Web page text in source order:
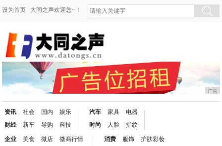
设为首页 大同之声欢迎您~！
广告
资讯
财经
社会
新车
国内
导购
娱乐
科技
汽车
时尚
家具
人脸
电器
指纹
企业
美食
微店
微商行情
消费
服饰
护肤彩妆